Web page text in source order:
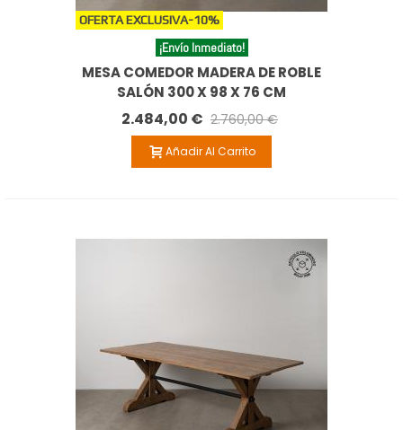
OFERTA EXCLUSIVA-10%
¡Envío Inmediato!
MESA COMEDOR MADERA DE ROBLE
SALÓN 300 X 98 X 76 CM
2.484,00 € 2.760,00 €
Añadir Al Carrito